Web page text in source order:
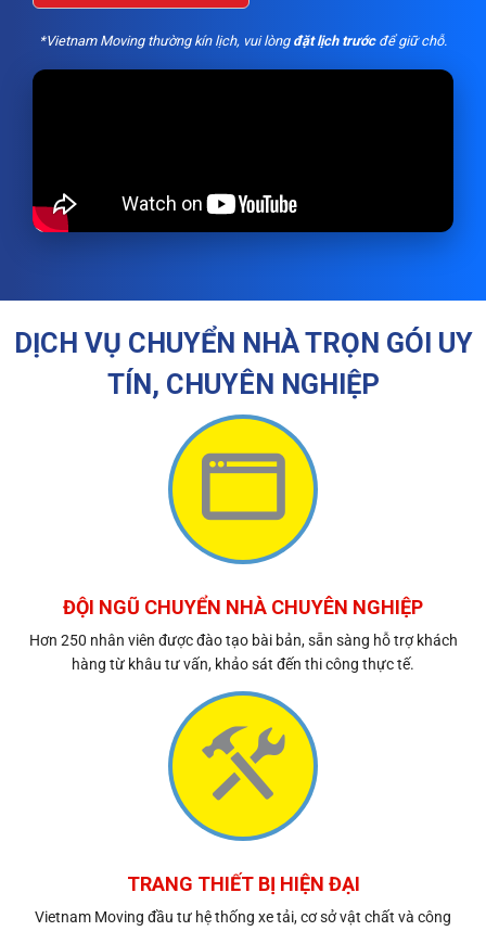
*Vietnam Moving thường kín lịch, vui lòng đặt lịch trướcđể giữ chỗ.
DỊCH VỤ CHUYỂN NHÀ TRỌN GÓI UY
TÍN, CHUYÊN NGHIỆP
ĐỘI NGŨ CHUYỂN NHÀ CHUYÊN NGHIỆP
Hơn 250 nhân viên được đào tạo bài bản, sẵn sàng hỗ trợ khách
hàng từ khâu tư vấn, khảo sát đến thi công thực tế.
TRANG THIẾT BỊ HIỆN ĐẠI
Vietnam Moving đầu tư hệ thống xe tải, cơ sở vật chất và công